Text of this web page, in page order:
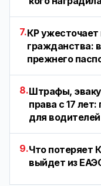
7.КР ужесточает
гражданства:
прежнего
8.Штрафы,
права с 17
для
9.Что потеряет
выйдет из